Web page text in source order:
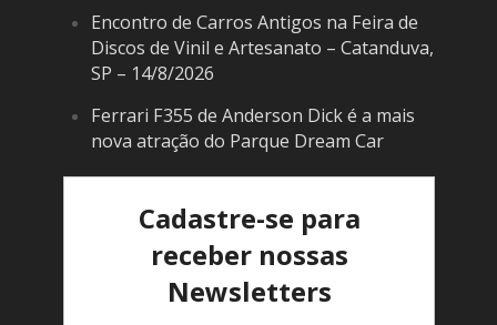
Encontro de Carros Antigos na Feira de
Discos de Vinil e Artesanato – Catanduva,
SP – 14/8/2026
Ferrari F355 de Anderson Dick é a mais
nova atração do Parque Dream Car